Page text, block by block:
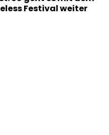
Festival weiter